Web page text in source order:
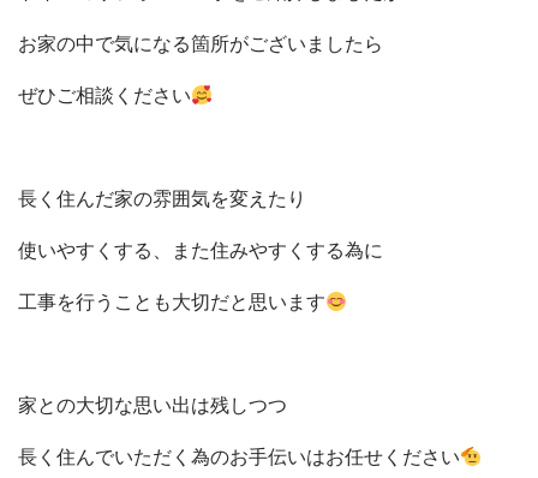
お家の中で気になる箇所がございましたら
ぜひご相談ください
長く住んだ家の雰囲気を変えたり
使いやすくする、また住みやすくする為に
工事を行うことも大切だと思います
家との大切な思い出は残しつつ
長く住んでいただく為のお手伝いはお任せください